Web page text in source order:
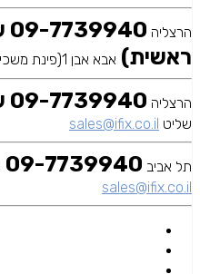
הרצליה
ראשית) אבא אבן 1(פינת משכית)
הרצליה 09-7739940 שלוחה 3
שליט sales@ifix.co.il
תל אביב 09-7739940 שלוחה 4
sales@ifix.co.il